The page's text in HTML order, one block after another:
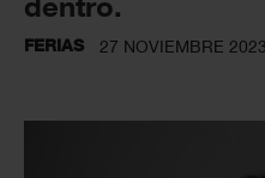
FERIAS 27 NOVIEMBRE 2023